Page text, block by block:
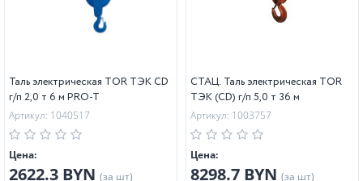
Таль электрическая TOR ТЭК CD
г/п 2,0 т 6 м PRO-T
Артикул: 1040517
Цена:
2622.3 BYN (за шт)
СТАЦ. Таль электрическая TOR
ТЭК (CD) г/п 5,0 т 36 м
Артикул: 1003757
Цена:
8298.7 BYN (за шт)